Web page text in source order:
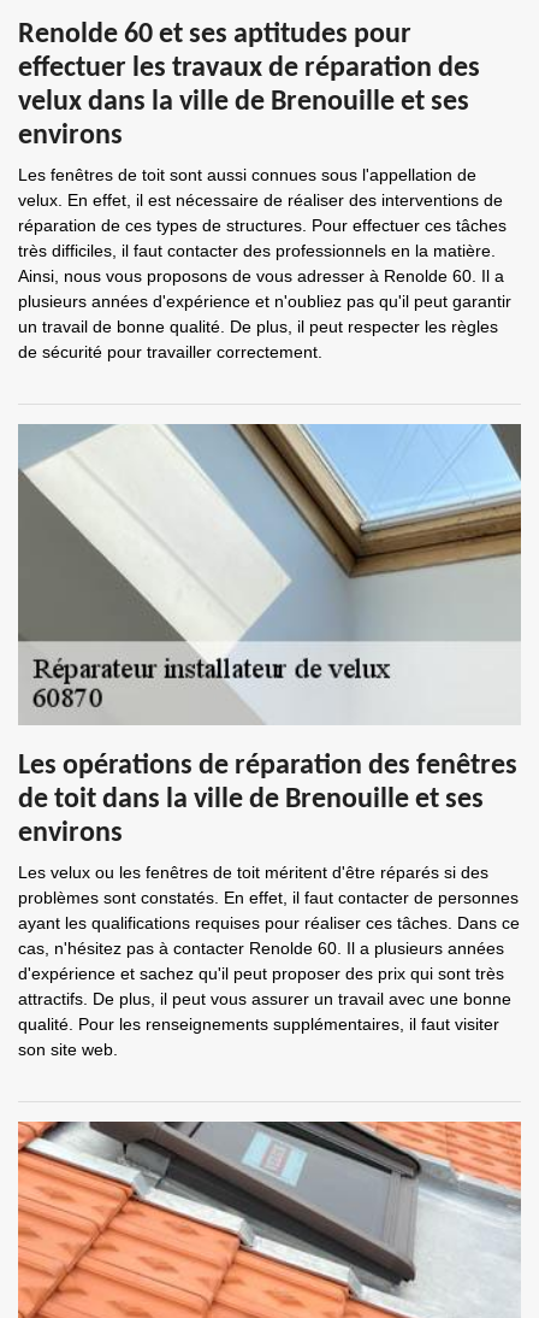
Renolde 60 et ses aptitudes pour
effectuer les travaux de réparation des
velux dans la ville de Brenouille et ses
environs
Les fenêtres de toit sont aussi connues sous l'appellation de
velux. En effet, il est nécessaire de réaliser des interventions de
réparation de ces types de structures. Pour effectuer ces tâches
très difficiles, il faut contacter des professionnels en la matière.
Ainsi, nous vous proposons de vous adresser à Renolde 60. Il a
plusieurs années d'expérience et n'oubliez pas qu'il peut garantir
un travail de bonne qualité. De plus, il peut respecter les règles
de sécurité pour travailler correctement.
Les opérations de réparation des fenêtres
de toit dans la ville de Brenouille et ses
environs
Les velux ou les fenêtres de toit méritent d'être réparés si des
problèmes sont constatés. En effet, il faut contacter de personnes
ayant les qualifications requises pour réaliser ces tâches. Dans ce
cas, n'hésitez pas à contacter Renolde 60. Il a plusieurs années
d'expérience et sachez qu'il peut proposer des prix qui sont très
attractifs. De plus, il peut vous assurer un travail avec une bonne
qualité. Pour les renseignements supplémentaires, il faut visiter
son site web.